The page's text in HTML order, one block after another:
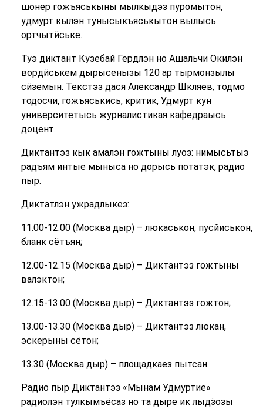
шонер гожъяськыны мылкыдэз пуромытон,
удмурт кылэн тунысыкъяськытон вылысь
ортчытӥське.
Туэ диктант Кузебай Гердлэн но Ашальчи Окилэн
вордӥськем дырысенызы 120 ар тырмонзылы
сӥземын. Текстэз дася Александр Шкляев, тодмо
тодосчи, гожъяськись, критик, Удмурт кун
университетысь журналистикая кафедраысь
доцент.
Диктантэз кык амалэн гожтыны луоз: нимысьтыз
радъям интые мыныса но дорысь потатэк, радио
пыр.
Диктатлэн ужрадлыкез:
11.00-12.00 (Москва дыр) – люкаськон, пусйиськон,
бланк сётъян;
12.00-12.15 (Москва дыр) – Диктантэз гожтыны
валэктон;
12.15-13.00 (Москва дыр) – Диктантэз гожтон;
13.00-13.30 (Москва дыр) – Диктантэз люкан,
эскерыны сётон;
13.30 (Москва дыр) – площадкаез пытсан.
Радио пыр Диктантэз «Мынам Удмуртие»
радиолэн тулкымъёсаз но та дыре ик лыдӟозы